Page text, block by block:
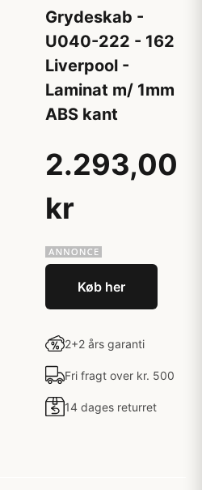
Grydeskab -
U040-222 - 162
Liverpool -
Laminat m/ 1mm
ABS kant
2.293,00
kr
Køb her
2+2 års garanti
Fri fragt over kr. 500
14 dages returret